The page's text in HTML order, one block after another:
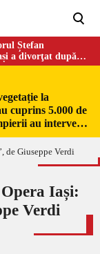
Ștefan
a divorţat după
la
cuprins 5.000 de
au intervenit
Iași:
Verdi